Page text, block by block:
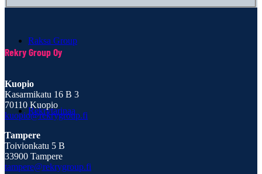
Raksa Group
Rekrytarinaa
Rekry Group Oy
Kuopio
Kasarmikatu 16 B 3
70110 Kuopio
kuopio@rekrygroup.fi
Tampere
Toivionkatu 5 B
33900 Tampere
tampere@rekrygroup.fi